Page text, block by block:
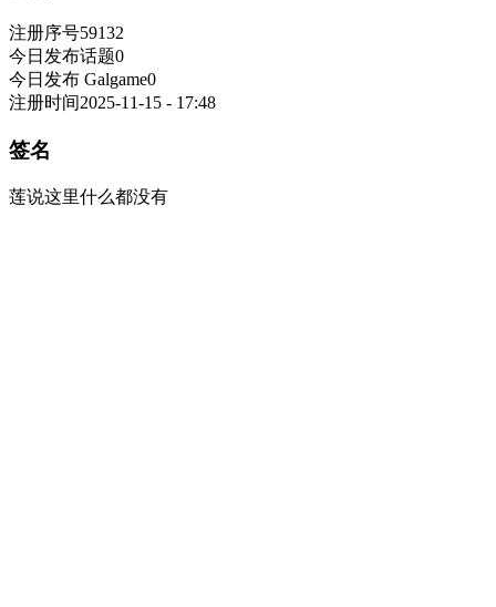
注册序号59132
今日发布话题0
今日发布 Galgame0
注册时间2025-11-15 - 17:48
签名
莲说这里什么都没有